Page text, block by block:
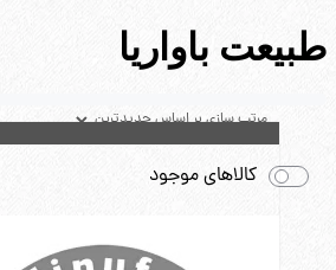
طبیعت باواریا
کالاهای موجود